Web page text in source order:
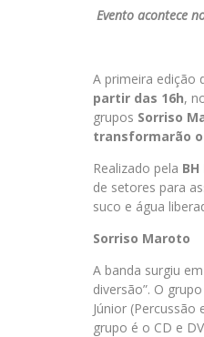
Evento acontece
A primeira edição
partir das 16h,
grupos Sorriso
transformarão
Realizado pela BH
de setores para
suco e água
Sorriso Maroto
A banda surgiu
diversão”. O
Júnior
grupo é o CD e